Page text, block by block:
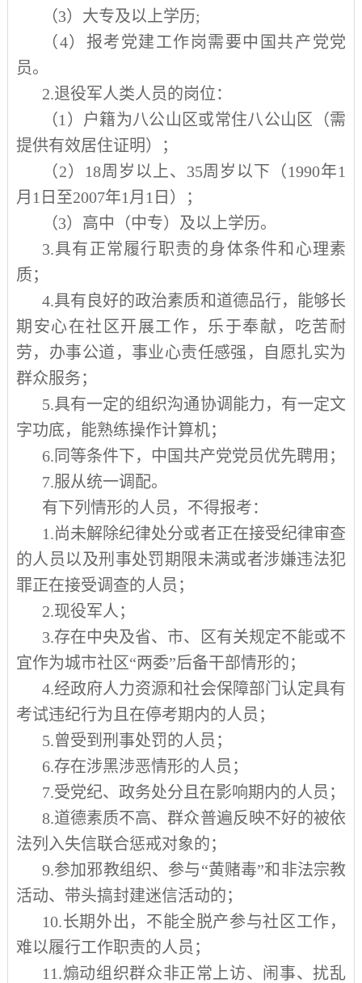
（3）大专及以上学历;
（4）报考党建工作岗需要中国共产党党
员。
2.退役军人类人员的岗位：
（1 ）户籍为八公山区或常住八公山区（需
提供有效居住证明）；
（2） 18周岁以上、 35周岁以下（ 1990年1
月 1 日至2007年1 月 1 日）；
（3）高中（中专）及以上学历。
3.具有正常履行职责的身体条件和心理素
质；
4.具有良好的政治素质和道德品行，能够长
期安心在社区开展工作，乐于奉献，吃苦耐
劳，办事公道，事业心责任感强，自愿扎实为
群众服务；
5.具有一定的组织沟通协调能力，有一定文
字功底，能熟练操作计算机；
6. 同等条件下，中国共产党党员优先聘用；
7.服从统一调配。
有下列情形的人员，不得报考：
1.尚未解除纪律处分或者正在接受纪律审查
的人员以及刑事处罚期限未满或者涉嫌违法犯
罪正在接受调查的人员；
2.现役军人；
3.存在中央及省、市、区有关规定不能或不
宜作为城市社区“两委”后备干部情形的；
4.经政府人力资源和社会保障部门认定具有
考试违纪行为且在停考期内的人员；
5.曾受到刑事处罚的人员；
6.存在涉黑涉恶情形的人员；
7.受党纪、政务处分且在影响期内的人员；
8.道德素质不高、群众普遍反映不好的被依
法列入失信联合惩戒对象的；
9.参加邪教组织、参与“黄赌毒”和非法宗教
活动、带头搞封建迷信活动的；
10.长期外出，不能全脱产参与社区工作，
难以履行工作职责的人员；
11.煽动组织群众非正常上访、闹事、扰乱